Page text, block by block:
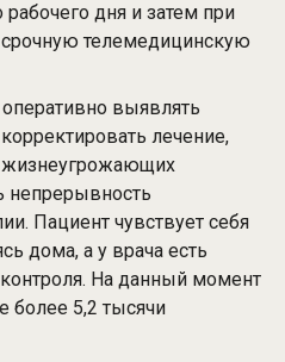
дня и затем при
телемедицинскую
выявлять
лечение,
жизнеугрожающих
непрерывность
Пациент чувствует себя
дома, а у врача есть
На данный момент
более 5,2 тысячи